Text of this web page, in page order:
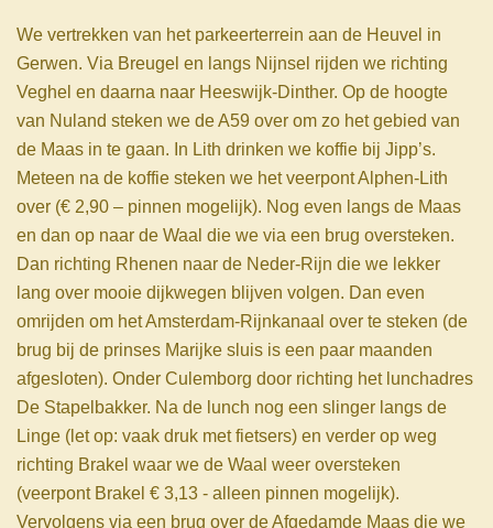
We vertrekken van het parkeerterrein aan de Heuvel in
Gerwen. Via Breugel en langs Nijnsel rijden we richting
Veghel en daarna naar Heeswijk-Dinther. Op de hoogte
van Nuland steken we de A59 over om zo het gebied van
de Maas in te gaan. In Lith drinken we koffie bij Jipp’s.
Meteen na de koffie steken we het veerpont Alphen-Lith
over (€ 2,90 – pinnen mogelijk). Nog even langs de Maas
en dan op naar de Waal die we via een brug oversteken.
Dan richting Rhenen naar de Neder-Rijn die we lekker
lang over mooie dijkwegen blijven volgen. Dan even
omrijden om het Amsterdam-Rijnkanaal over te steken (de
brug bij de prinses Marijke sluis is een paar maanden
afgesloten). Onder Culemborg door richting het lunchadres
De Stapelbakker. Na de lunch nog een slinger langs de
Linge (let op: vaak druk met fietsers) en verder op weg
richting Brakel waar we de Waal weer oversteken
(veerpont Brakel € 3,13 - alleen pinnen mogelijk).
Vervolgens via een brug over de Afgedamde Maas die we